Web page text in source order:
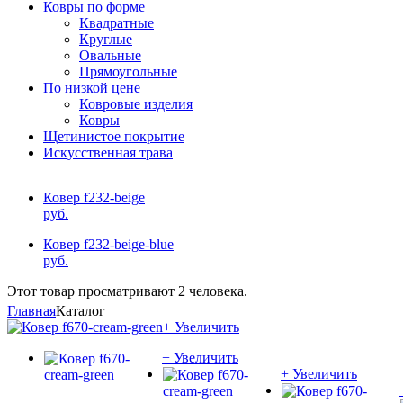
Ковры по форме
Квадратные
Круглые
Овальные
Прямоугольные
По низкой цене
Ковровые изделия
Ковры
Щетинистое покрытие
Искусственная трава
Ковер f232-beige
руб.
Ковер f232-beige-blue
руб.
Этот товар просматривают 2 человека.
ГлавнаяКаталог
+ Увеличить
+ Увеличить
+ Увеличить